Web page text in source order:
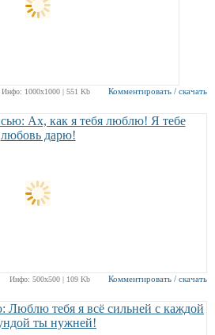
Инфо: 1000х1000 | 551 Kb Комментировать / скачать
Инфо: 500х500 | 109 Kb Комментировать / скачать